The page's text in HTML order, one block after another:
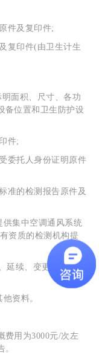
件及复印件;
复印件(由卫生计生
面积、尺寸、各功
备位置和卫生防护设
件;
托人身份证明原件
的检测报告原件及
集中空调通风系统
资质的检测机构提
续、变更、注销需
资料。
用为3000元/次左